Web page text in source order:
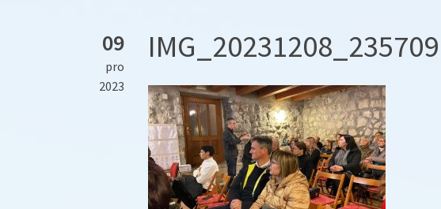
09
pro
2023
IMG_20231208_235709